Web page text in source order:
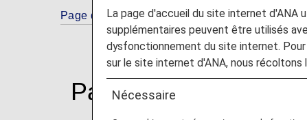
Page d'accueil ANA Mileage Club
Partner Airlines
La page d'accueil du site internet d'ANA
supplémentaires peuvent être utilisés
dysfonctionnement du site internet.
sur le site internet d'ANA, nous
Nécessaire